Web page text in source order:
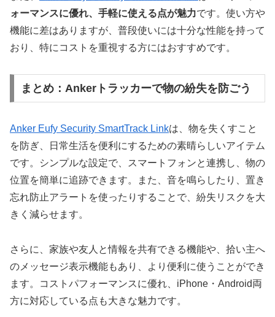
ォーマンスに優れ、手軽に使える点が魅力です。使い方や
機能に差はありますが、普段使いには十分な性能を持って
おり、特にコストを重視する方にはおすすめです。
まとめ：Ankerトラッカーで物の紛失を防ごう
Anker Eufy Security SmartTrack Linkは、物を失くすこと
を防ぎ、日常生活を便利にするための素晴らしいアイテム
です。シンプルな設定で、スマートフォンと連携し、物の
位置を簡単に追跡できます。また、音を鳴らしたり、置き
忘れ防止アラートを使ったりすることで、紛失リスクを大
きく減らせます。
さらに、家族や友人と情報を共有できる機能や、拾い主へ
のメッセージ表示機能もあり、より便利に使うことができ
ます。コストパフォーマンスに優れ、iPhone・Android両
方に対応している点も大きな魅力です。